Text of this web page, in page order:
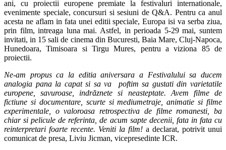
ani, cu proiectii europene premiate la festivaluri internationale,
evenimente speciale, concursuri si sesiuni de Q&A. Pentru ca anul
acesta ne aflam in fata unei editii speciale, Europa isi va serba ziua,
prin film, intreaga luna mai. Astfel, in perioada 5-29 mai, suntem
invitati, in 15 sali de cinema din Bucuresti, Baia Mare, Cluj-Napoca,
Hunedoara, Timisoara si Tirgu Mures, pentru a viziona 85 de
proiectii.
Ne-am propus ca la editia aniversara a Festivalului sa ducem
analogia pana la capat si sa va poftim sa gustati din varietatile
europene, savuroase, indrăznete si neasteptate. Avem filme de
fictiune si documentare, scurte si mediumetraje, animatie si filme
experimentale, o valoroasa retrospectiva de filme romanesti, ba
chiar si pelicule de referinta, de acum sapte decenii, fata in fata cu
reinterpretari foarte recente. Veniti la film! a declarat, potrivit unui
comunicat de presa, Liviu Jicman, vicepresedinte ICR.